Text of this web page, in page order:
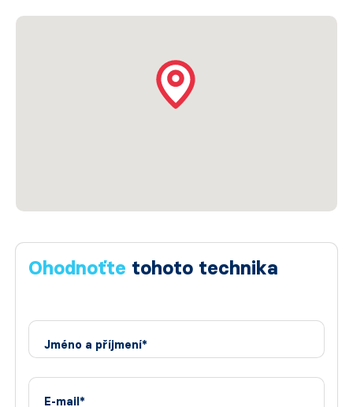
Ohodnoťte tohoto technika
Jméno a příjmení*
E-mail*